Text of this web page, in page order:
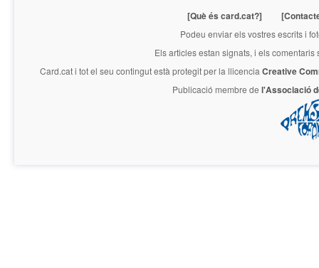
[Què és card.cat?]
Podeu enviar els vostres escrits i
Els articles estan signats, i els
Card.cati tot el seu contingut està protegit per la llicencia Creative
Publicació membre de l'Associació